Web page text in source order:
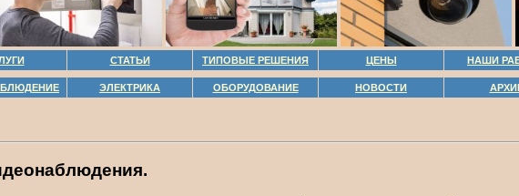
СТАТЬИ ТИПОВЫЕ РЕШЕНИЯ ЦЕНЫ НАШИ
ЭЛЕКТРИКА ОБОРУДОВАНИЕ НОВОСТИ